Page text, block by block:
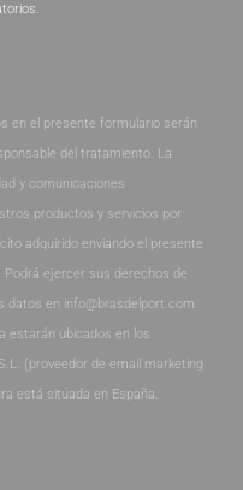
en el presente formulario serán
del tratamiento. La
y comunicaciones
productos y servicios por
adquirido enviando el presente
ejercer sus derechos de
datos en info@brasdelport.com.
estarán ubicados en los
(proveedor de email marketing
está situada en España.